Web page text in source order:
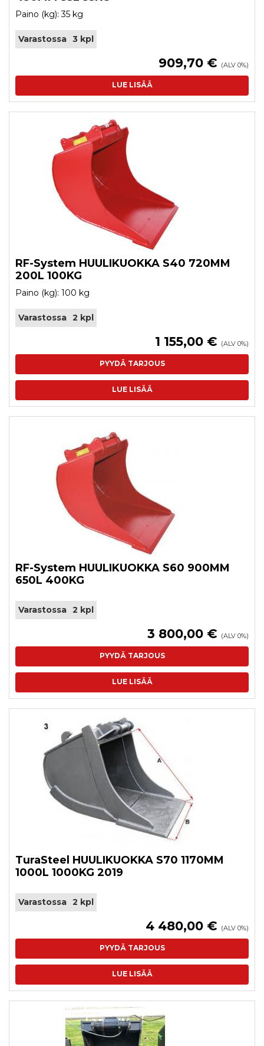
Paino (kg): 35 kg
Varastossa 3 kpl
909,70 € (ALV 0%)
LUE LISÄÄ
RF-System HUULIKUOKKA S40 720MM
200L 100KG
Paino (kg): 100 kg
Varastossa 2 kpl
1 155,00 € (ALV 0%)
PYYDÄ TARJOUS
LUE LISÄÄ
RF-System HUULIKUOKKA S60 900MM
650L 400KG
Varastossa 2 kpl
3 800,00 € (ALV 0%)
PYYDÄ TARJOUS
LUE LISÄÄ
TuraSteel HUULIKUOKKA S70 1170MM
1000L 1000KG 2019
Varastossa 2 kpl
4 480,00 € (ALV 0%)
PYYDÄ TARJOUS
LUE LISÄÄ